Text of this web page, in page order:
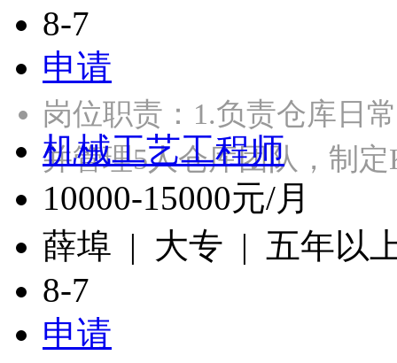
8-7
申请
岗位职责：1.负责仓库日
并管理5人仓库团队，制
机械工艺工程师
10000-15000元/月
薛埠 | 大专 | 五年以
8-7
申请